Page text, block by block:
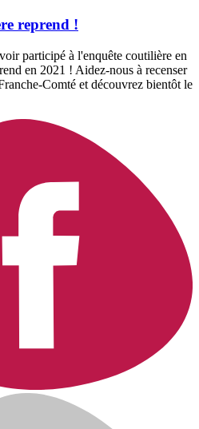
reprend !
participé à l'enquête coutilière en
en 2021 ! Aidez-nous à recenser
Comté et découvrez bientôt le